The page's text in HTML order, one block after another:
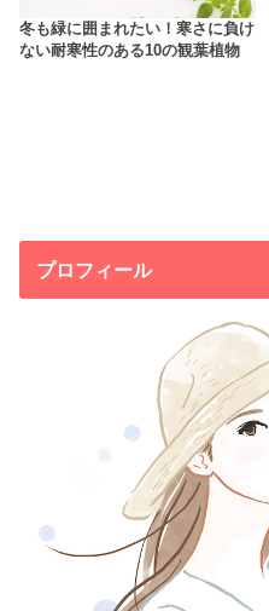
冬も緑に囲まれたい！寒さに負け
ない耐寒性のある10の観葉植物
プロフィール